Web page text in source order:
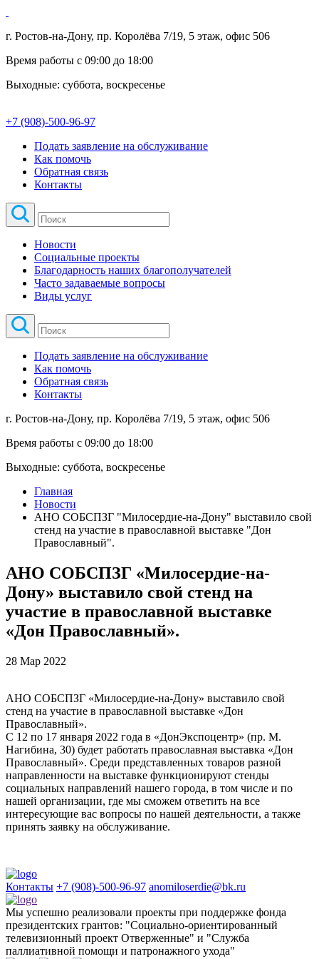
г. Ростов-на-Дону, пр. Королёва 7/19, 5 этаж, офис 506
Время работы с 09:00 до 18:00
Выходные: суббота, воскресенье
+7 (908)-500-96-97
Подать заявление на обслуживание
Как помочь
Обратная связь
Контакты
Новости
Социальные проекты
Благодарность наших благополучателей
Часто задаваемые вопросы
Виды услуг
Подать заявление на обслуживание
Как помочь
Обратная связь
Контакты
г. Ростов-на-Дону, пр. Королёва 7/19, 5 этаж, офис 506
Время работы с 09:00 до 18:00
Выходные: суббота, воскресенье
Главная
Новости
АНО СОБСПЗГ "Милосердие-на-Дону" выставило свой
стенд на участие в православной выставке "Дон
Православный".
АНО СОБСПЗГ «Милосердие-на-
Дону» выставило свой стенд на
участие в православной выставке
«Дон Православный».
28 Мар 2022
АНО СОБСПЗГ «Милосердие-на-Дону» выставило свой
стенд на участие в православной выставке «Дон
Православный».
С 12 по 17 января 2022 года в «ДонЭкспоцентр» (пр. М.
Нагибина, 30) будет работать православная выставка «Дон
Православный». Среди представленных товаров разной
направленности на выставке функционируют стенды
социальных направлений нашего города, в том числе и по
нашей организации, где мы сможем ответить на все
интересующие вас вопросы по нашей деятельности, а также
принять заявку на обслуживание.
Контакты +7 (908)-500-96-97 anomiloserdie@bk.ru
Мы успешно реализовали проекты при поддержке фонда
президентских грантов: "Социально-ориентированный
телевизионный проект Отверженные" и "Служба
паллиативной помощи и патронажного ухода"